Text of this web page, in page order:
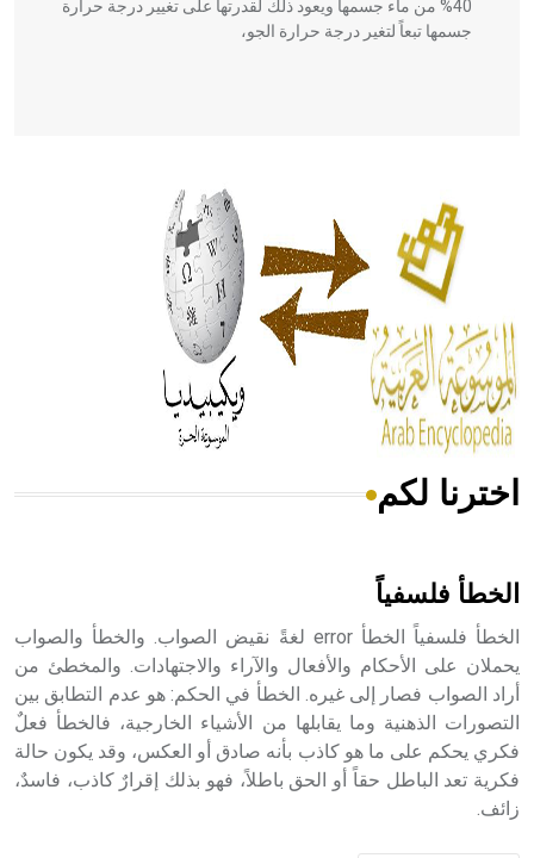
40% من ماء جسمها ويعود ذلك لقدرتها على تغيير درجة حرارة
جسمها تبعاً لتغير درجة حرارة الجو،
الحكم، الأدلة، تنظيم التغذية، ورسالته في جروح الرأس. ويعود
له الفضل بأنه حرر الطب من الدين والفلسفة.
- هل تعلم أن المرجان إفراز حيواني يتكون في البحر ويتركب
من مادة كربونات الكلسيوم، وهو أحمر أو شديد الحمرة وهو
أجود أنواعه، ويمتاز بكبر الحجم ويسمى الش
هل تعلم أن الأبسيد كلمة فرنسية اللفظ تم اعتمادها مصطلحاً
- هل تعلم أن أبجر Abgar اسم معروف جيداً يعود إلى عدد من
الملوك الذين حكموا مدينة إديسا (الرها) من أبجر الأول وحتى
التاسع، وهم ينتسبون إلى أسرة أوسروين
اخترنا لكم
الخطأ فلسفياً
الخطأ فلسفياً الخطأ error لغةً نقيض الصواب. والخطأ والصواب
يحملان على الأحكام والأفعال والآراء والاجتهادات. والمخطئ من
أراد الصواب فصار إلى غيره. الخطأ في الحكم: هو عدم التطابق بين
التصورات الذهنية وما يقابلها من الأشياء الخارجية، فالخطأ فعلٌ
فكري يحكم على ما هو كاذب بأنه صادق أو العكس، وقد يكون حالة
فكرية تعد الباطل حقاً أو الحق باطلاً، فهو بذلك إقرارٌ كاذب، فاسدٌ،
زائف.